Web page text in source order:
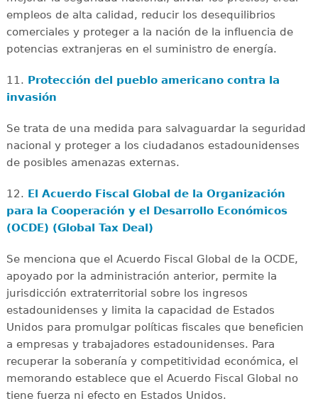
empleos de alta calidad, reducir los desequilibrios
comerciales y proteger a la nación de la influencia de
potencias extranjeras en el suministro de energía.
11. Protección del pueblo americano contra la
invasión
Se trata de una medida para salvaguardar la seguridad
nacional y proteger a los ciudadanos estadounidenses
de posibles amenazas externas.
12. El Acuerdo Fiscal Global de la Organización
para la Cooperación y el Desarrollo Económicos
(OCDE) (Global Tax Deal)
Se menciona que el Acuerdo Fiscal Global de la OCDE,
apoyado por la administración anterior, permite la
jurisdicción extraterritorial sobre los ingresos
estadounidenses y limita la capacidad de Estados
Unidos para promulgar políticas fiscales que beneficien
a empresas y trabajadores estadounidenses. Para
recuperar la soberanía y competitividad económica, el
memorando establece que el Acuerdo Fiscal Global no
tiene fuerza ni efecto en Estados Unidos.